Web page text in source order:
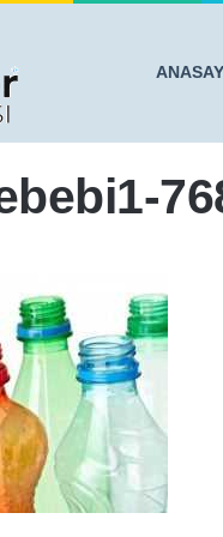
HATAYI YAPIYORUZ!